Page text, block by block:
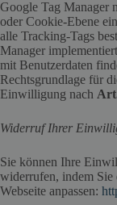
Google Tag Manager
oder Cookie-Ebene
alle Tracking-Tags
Manager
mit Benutzerdaten
Rechtsgrundlage für
Einwilligung nach
Widerruf Ihrer
Sie können Ihre
widerrufen, indem Sie
Webseite anpassen: